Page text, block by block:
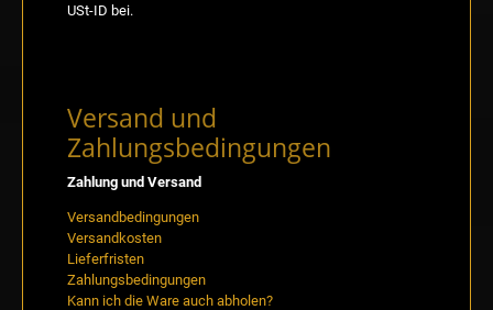
USt-ID bei.
Versand und
Zahlungsbedingungen
Zahlung und Versand
Versandbedingungen
Versandkosten
Lieferfristen
Zahlungsbedingungen
Kann ich die Ware auch abholen?